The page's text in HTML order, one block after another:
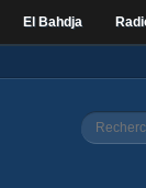
El Bahdja